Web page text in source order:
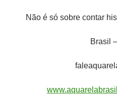
Não é só sobre contar
Brasil